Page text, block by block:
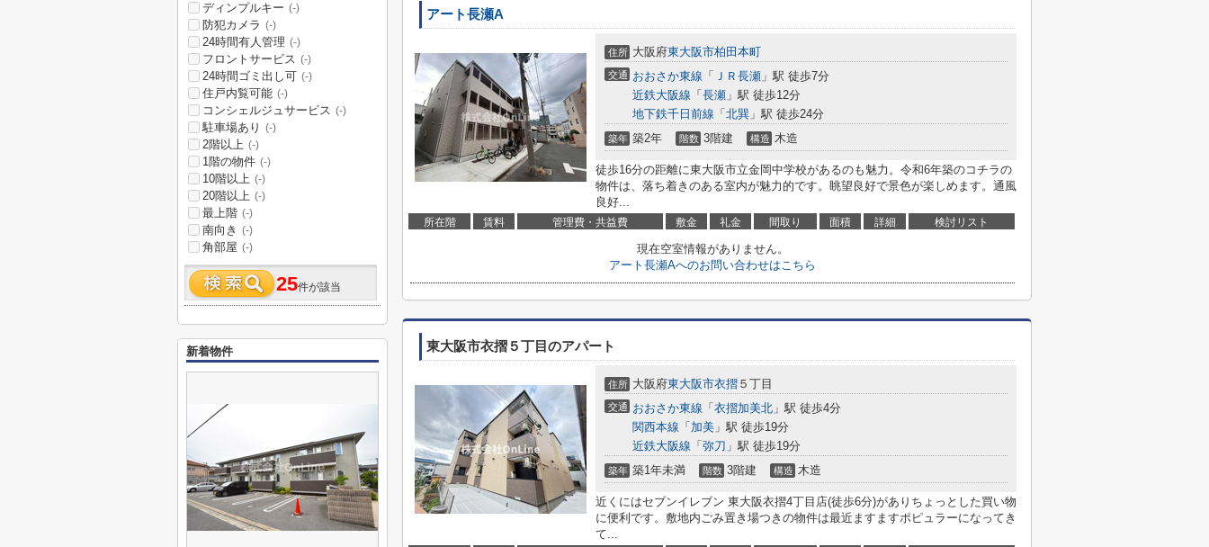
アート長瀬A
住所 大阪府東大阪市柏田本町
交通 おおさか東線 「 ＪＲ長瀬 」駅 徒歩7分
近鉄大阪線 「 長瀬 」駅 徒歩12分
地下鉄千日前線 「 北巽 」駅 徒歩24分
築年 築2年 階数 3階建 構造 木造
徒歩16分の距離に東大阪市立金岡中学校があるのも魅力。令和6年築のコチラの
物件は、落ち着きのある室内が魅力的です。眺望良好で景色が楽しめます。通風
良好...
所在階 賃料 管理費・共益費 敷金 礼金 間取り 面積 詳細 検討リスト
現在空室情報がありません。
アート長瀬Aへのお問い合わせはこちら
東大阪市衣摺５丁目のアパート
住所 大阪府東大阪市衣摺 ５丁目
交通 おおさか東線 「 衣摺加美北 」駅 徒歩4分
関西本線 「 加美 」駅 徒歩19分
近鉄大阪線 「 弥刀 」駅 徒歩19分
築年 築1年未満 階数 3階建 構造 木造
近くにはセブンイレブン 東大阪衣摺4丁目店(徒歩6分)がありちょっとした買い物
に便利です。敷地内ごみ置き場つきの物件は最近ますますポピュラーになってき
て...
ディンプルキー (-)
防犯カメラ (-)
24時間有人管理 (-)
フロントサービス (-)
24時間ゴミ出し可 (-)
住戸内覧可能 (-)
コンシェルジュサービス (-)
駐車場あり (-)
2階以上 (-)
1階の物件 (-)
10階以上 (-)
20階以上 (-)
最上階 (-)
南向き (-)
角部屋 (-)
25件が該当
新着物件